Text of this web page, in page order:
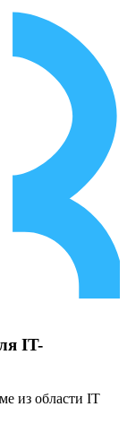
IT-
из области IT